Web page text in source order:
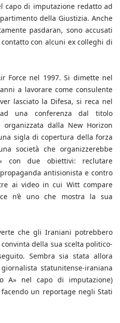
capo di imputazione redatto ad
della Giustizia. Anche
pasdaran, sono accusati
con alcuni ex colleghi di
Force nel 1997. Si dimette nel
a lavorare come consulente
lasciato la Difesa, si reca nel
una conferenza dal titolo
organizzata dalla New Horizon
sigla di copertura della forza
società che organizzerebbe
con due obiettivi: reclutare
antisionista e contro
ai video in cui Witt compare
n’è uno che mostra la sua
che gli Iraniani potrebbero
della sua scelta politico-
Sembra sia stata allora
statunitense-iraniana
A» nel capo di imputazione)
un reportage negli Stati